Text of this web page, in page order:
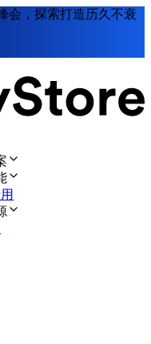
会，探索打造历久不衰